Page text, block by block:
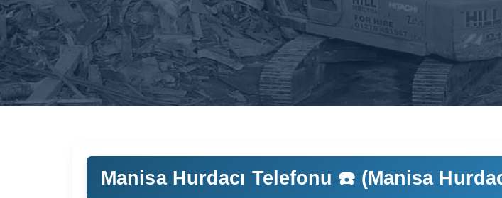
Manisa Hurdacı Telefonu ☎️ (Manisa